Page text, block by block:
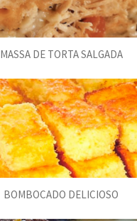
MASSA DE TORTA SALGADA
BOMBOCADO DELICIOSO